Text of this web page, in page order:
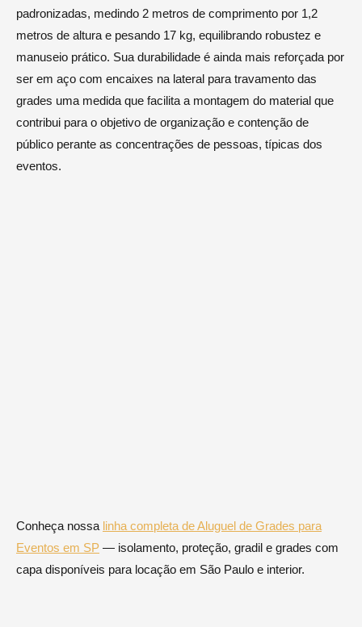
padronizadas, medindo 2 metros de comprimento por 1,2
metros de altura e pesando 17 kg, equilibrando robustez e
manuseio prático. Sua durabilidade é ainda mais reforçada por
ser em aço com encaixes na lateral para travamento das
grades uma medida que facilita a montagem do material que
contribui para o objetivo de organização e contenção de
público perante as concentrações de pessoas, típicas dos
eventos.
Conheça nossa linha completa de Aluguel de Grades para
Eventos em SP — isolamento, proteção, gradil e grades com
capa disponíveis para locação em São Paulo e interior.